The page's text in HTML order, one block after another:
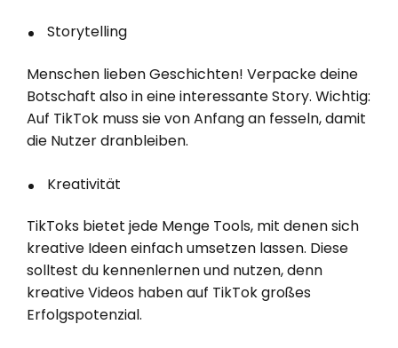
Storytelling
Menschen lieben Geschichten! Verpacke deine
Botschaft also in eine interessante Story. Wichtig:
Auf TikTok muss sie von Anfang an fesseln, damit
die Nutzer dranbleiben.
Kreativität
TikToks bietet jede Menge Tools, mit denen sich
kreative Ideen einfach umsetzen lassen. Diese
solltest du kennenlernen und nutzen, denn
kreative Videos haben auf TikTok großes
Erfolgspotenzial.